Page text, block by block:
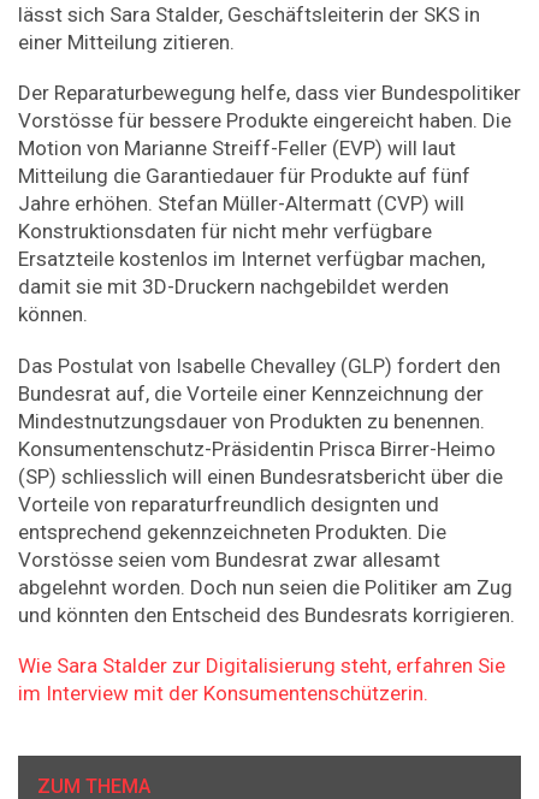
lässt sich Sara Stalder, Geschäftsleiterin der SKS in
einer Mitteilung zitieren.
Der Reparaturbewegung helfe, dass vier Bundespolitiker
Vorstösse für bessere Produkte eingereicht haben. Die
Motion von Marianne Streiff-Feller (EVP) will laut
Mitteilung die Garantiedauer für Produkte auf fünf
Jahre erhöhen. Stefan Müller-Altermatt (CVP) will
Konstruktionsdaten für nicht mehr verfügbare
Ersatzteile kostenlos im Internet verfügbar machen,
damit sie mit 3D-Druckern nachgebildet werden
können.
Das Postulat von Isabelle Chevalley (GLP) fordert den
Bundesrat auf, die Vorteile einer Kennzeichnung der
Mindestnutzungsdauer von Produkten zu benennen.
Konsumentenschutz-Präsidentin Prisca Birrer-Heimo
(SP) schliesslich will einen Bundesratsbericht über die
Vorteile von reparaturfreundlich designten und
entsprechend gekennzeichneten Produkten. Die
Vorstösse seien vom Bundesrat zwar allesamt
abgelehnt worden. Doch nun seien die Politiker am Zug
und könnten den Entscheid des Bundesrats korrigieren.
Wie Sara Stalder zur Digitalisierung steht, erfahren Sie
im Interview mit der Konsumentenschützerin.
ZUM THEMA